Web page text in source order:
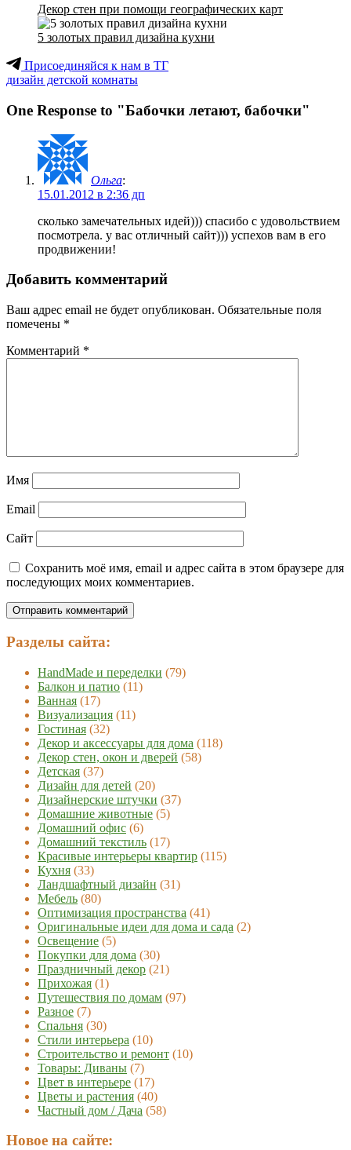
Декор стен при помощи географических карт
5 золотых правил дизайна кухни
Присоединяйся к нам в ТГ
дизайн детской комнаты
One Response to "Бабочки летают, бабочки"
Ольга:
15.01.2012 в 2:36 дп
сколько замечательных идей))) спасибо с удовольствием
посмотрела. у вас отличный сайт))) успехов вам в его
продвижении!
Добавить комментарий
Ваш адрес email не будет опубликован. Обязательные поля
помечены *
Комментарий *
Имя
Email
Сайт
Сохранить моё имя, email и адрес сайта в этом браузере для
последующих моих комментариев.
Разделы сайта:
HandMade и переделки (79)
Балкон и патио (11)
Ванная (17)
Визуализация (11)
Гостиная (32)
Декор и аксессуары для дома (118)
Декор стен, окон и дверей (58)
Детская (37)
Дизайн для детей (20)
Дизайнерские штучки (37)
Домашние животные (5)
Домашний офис (6)
Домашний текстиль (17)
Красивые интерьеры квартир (115)
Кухня (33)
Ландшафтный дизайн (31)
Мебель (80)
Оптимизация пространства (41)
Оригинальные идеи для дома и сада (2)
Освещение (5)
Покупки для дома (30)
Праздничный декор (21)
Прихожая (1)
Путешествия по домам (97)
Разное (7)
Спальня (30)
Стили интерьера (10)
Строительство и ремонт (10)
Товары: Диваны (7)
Цвет в интерьере (17)
Цветы и растения (40)
Частный дом / Дача (58)
Новое на сайте: